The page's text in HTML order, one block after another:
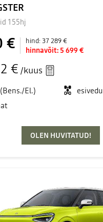
155hj
€ hind:37 289 €
hinnavõit: 5 699 €
€ /kuus
El.)
esivedu
OLEN HUVITATUD!